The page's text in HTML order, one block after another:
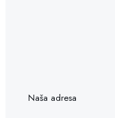
Naša adresa